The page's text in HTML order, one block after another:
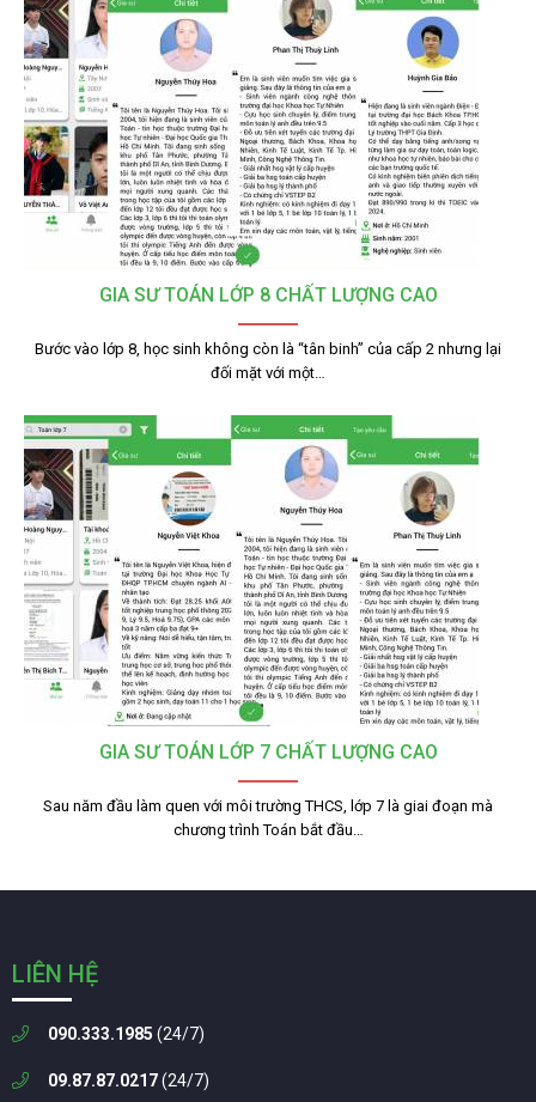
GIA SƯ TOÁN LỚP 8 CHẤT LƯỢNG CAO
Bước vào lớp 8, học sinh không còn là “tân binh” của cấp 2 nhưng lại
đối mặt với một…
GIA SƯ TOÁN LỚP 7 CHẤT LƯỢNG CAO
Sau năm đầu làm quen với môi trường THCS, lớp 7 là giai đoạn mà
chương trình Toán bắt đầu…
LIÊN HỆ
090.333.1985 (24/7)
09.87.87.0217(24/7)